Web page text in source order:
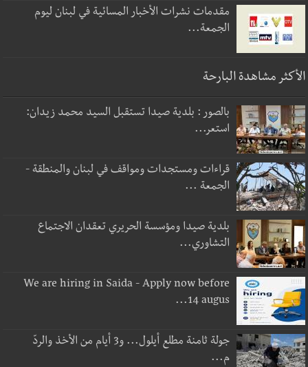
مقدمات نشرات الأخبار المسائية في لبنان ليوم
الجمعة...
الأكثر مشاهدة البارحة
بالصور : بلدية صيدا تستقبل السيد محمد زيدان:
استعر...
قراءات ومستجدات ومواقف في لبنان والمنطقة -
الجمعة ...
بلدية صيدا ومؤسسة الحريري تعقدان الاجتماع
التشاوري...
We are hiring in Saida - Apply now before
14 augus...
جولة ثامنة مطلع أيلول... و3 أيام من الأخذ والردّ
م...